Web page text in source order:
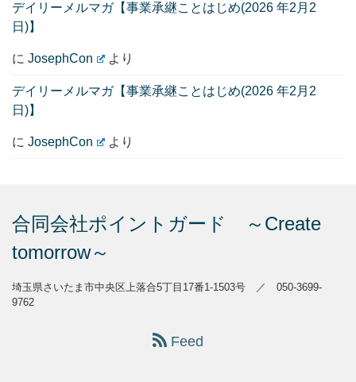
デイリーメルマガ【事業承継ことはじめ(2026 年2月2
日)】
に JosephCon より
デイリーメルマガ【事業承継ことはじめ(2026 年2月2
日)】
に JosephCon より
合同会社ポイントガード ～Create
tomorrow～
埼玉県さいたま市中央区上落合5丁目17番1-1503号 ／ 050-3699-
9762
Feed